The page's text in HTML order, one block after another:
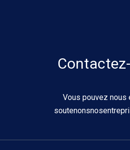
Vous pouvez nous